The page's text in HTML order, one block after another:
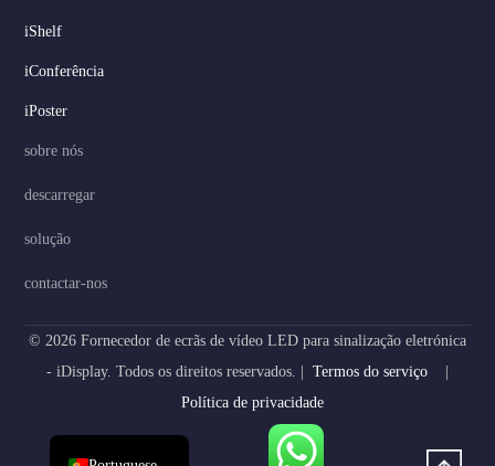
iShelf
iConferência
iPoster
sobre nós
descarregar
solução
contactar-nos
© 2026 Fornecedor de ecrãs de vídeo LED para sinalização eletrónica
- iDisplay. Todos os direitos reservados. | Termos do serviço |
Política de privacidade
German
Dutch